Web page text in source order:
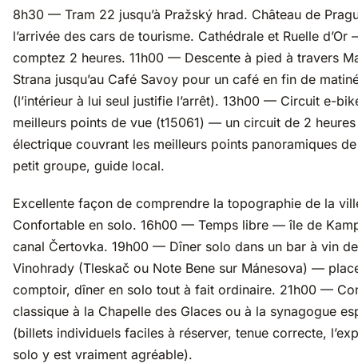
8h30 — Tram 22 jusqu’à Pražský hrad. Château de
l’arrivée des cars de tourisme. Cathédrale et Ruelle d’Or
comptez 2 heures. 11h00 — Descente à pied à travers
Strana jusqu’au Café Savoy pour un café en fin de
(l’intérieur à lui seul justifie l’arrêt). 13h00 — Circuit e-
meilleurs points de vue (t15061) — un circuit de 2
électrique couvrant les meilleurs points panoramiques
petit groupe, guide local.
Excellente façon de comprendre la topographie de la
Confortable en solo. 16h00 — Temps libre — île de
canal Čertovka. 19h00 — Dîner solo dans un bar à vin de
Vinohrady (Tleskač ou Note Bene sur Mánesova) —
comptoir, dîner en solo tout à fait ordinaire. 21h00 —
classique à la Chapelle des Glaces ou à la synagogue
(billets individuels faciles à réserver, tenue correcte,
solo y est vraiment agréable).